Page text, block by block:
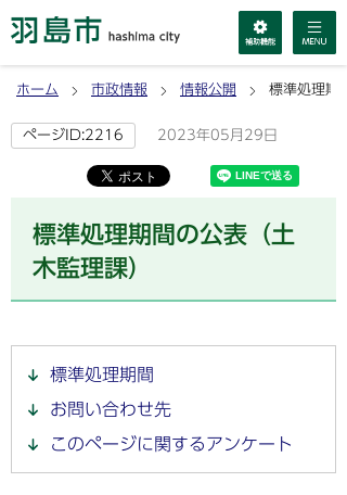
ホーム 市政情報 情報公開 標準処理期
ページID:2216 2023年05月29日
標準処理期間の公表（土
木監理課）
標準処理期間
お問い合わせ先
このページに関するアンケート